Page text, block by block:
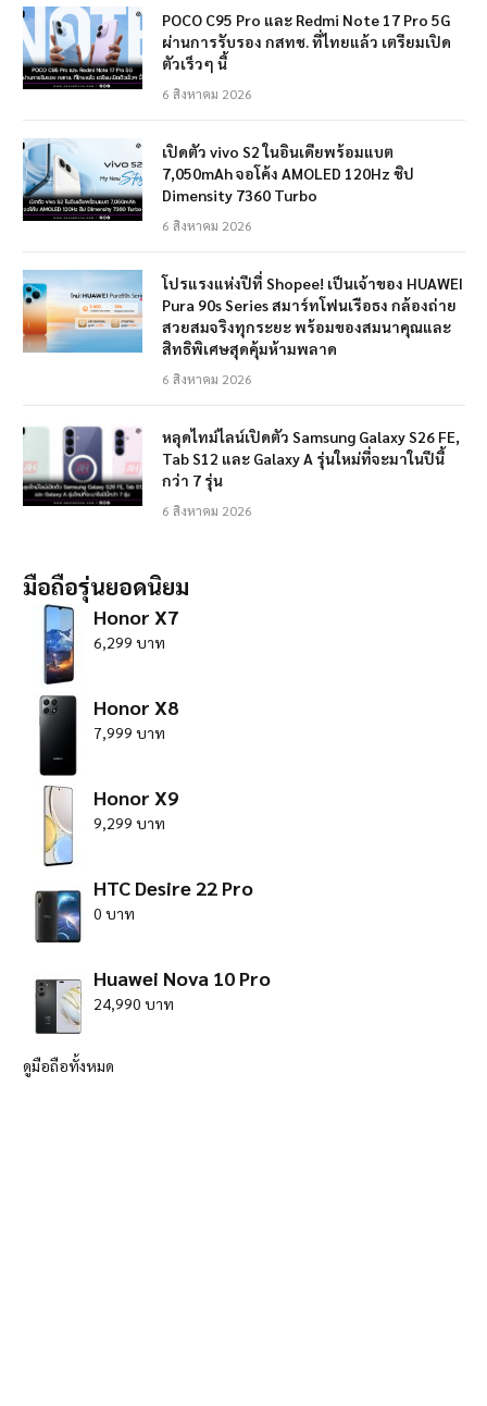
POCO C95 Pro และ Redmi Note 17 Pro 5G
ผ่านการรับรอง กสทช. ที่ไทยแล้ว เตรียมเปิด
ตัวเร็วๆ นี้
6 สิงหาคม 2026
เปิดตัว vivo S2 ในอินเดียพร้อมแบต
7,050mAh จอโค้ง AMOLED 120Hz ชิป
Dimensity 7360 Turbo
6 สิงหาคม 2026
โปรแรงแห่งปีที่ Shopee! เป็นเจ้าของ HUAWEI
Pura 90s Series สมาร์ทโฟนเรือธง กล้องถ่าย
สวยสมจริงทุกระยะ พร้อมของสมนาคุณและ
สิทธิพิเศษสุดคุ้มห้ามพลาด
6 สิงหาคม 2026
หลุดไทม์ไลน์เปิดตัว Samsung Galaxy S26 FE,
Tab S12 และ Galaxy A รุ่นใหม่ที่จะมาในปีนี้
กว่า 7 รุ่น
6 สิงหาคม 2026
มือถือรุ่นยอดนิยม
Honor X7
6,299 บาท
Honor X8
7,999 บาท
Honor X9
9,299 บาท
HTC Desire 22 Pro
0 บาท
Huawei Nova 10 Pro
24,990 บาท
ดูมือถือทั้งหมด